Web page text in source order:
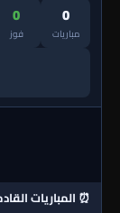
0
مباريات
0
فوز
⏰ المباريات